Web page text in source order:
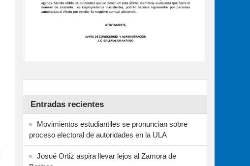
Entradas recientes
Movimientos estudiantiles se pronuncian sobre
proceso electoral de autoridades en la ULA
Josué Ortiz aspira llevar lejos al Zamora de